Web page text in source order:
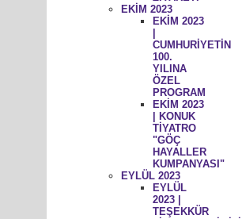
EKİM 2023
EKİM 2023
CUMHURİYETİN
100.
YILINA
ÖZEL
PROGRAM
EKİM 2023
| KONUK
TİYATRO
"GÖÇ
HAYALLER
KUMPANYASI"
EYLÜL 2023
EYLÜL
2023 |
TEŞEKKÜR